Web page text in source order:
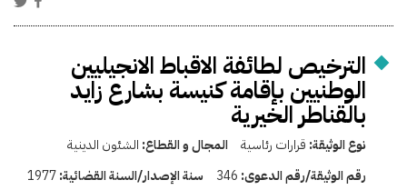
الترخيص لطائفة الاقباط الانجيليين
الوطنيين بإقامة كنيسة بشارع زايد
بالقناطر الخيرية
نوع الوثيقة: قرارات رئاسية المجال و القطاع: الشئون الدينية
رقم الوثيقة/رقم الدعوى: 346 سنة الإصدار/السنة القضائية:1977